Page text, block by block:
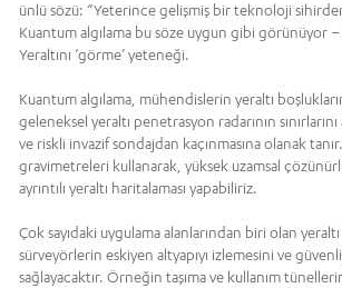
ünlü sözü: “Yeterince gelişmiş bir teknoloji
Kuantum algılama bu söze uygun gibi görünüyor
Yeraltını ‘görme’ yeteneği.
Kuantum algılama, mühendislerin yeraltı
geleneksel yeraltı penetrasyon radarının
ve riskli invazif sondajdan kaçınmasına olanak
gravimetreleri kullanarak, yüksek uzamsal
ayrıntılı yeraltı haritalaması yapabiliriz.
Çok sayıdaki uygulama alanlarından biri olan
sürveyörlerin eskiyen altyapıyı izlemesini ve
sağlayacaktır. Örneğin taşıma ve kullanım